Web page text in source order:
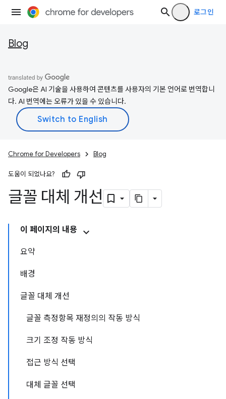
로그인
Blog
Google은 AI 기술을 사용하여 콘텐츠를 사용자의 기본 언어로 번역합니
다. AI 번역에는 오류가 있을 수 있습니다.
Chrome for Developers Blog
도움이 되었나요?
글꼴 대체 개선
이 페이지의 내용
요약
배경
글꼴 대체 개선
글꼴 측정항목 재정의의 작동 방식
크기 조정 작동 방식
접근 방식 선택
대체 글꼴 선택